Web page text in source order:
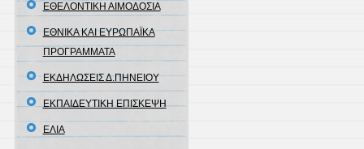
ΕΘΕΛΟΝΤΙΚΗ ΑΙΜΟΔΟΣΙΑ
ΕΘΝΙΚΑ ΚΑΙ ΕΥΡΩΠΑΪΚΑ
ΠΡΟΓΡΑΜΜΑΤΑ
ΕΚΔΗΛΩΣΕΙΣ Δ.ΠΗΝΕΙΟΥ
ΕΚΠΑΙΔΕΥΤΙΚΗ ΕΠΙΣΚΕΨΗ
ΕΛΙΑ